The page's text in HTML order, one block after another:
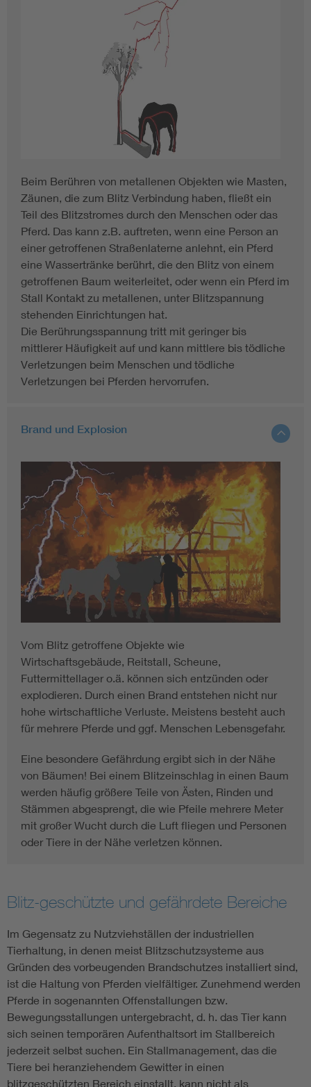
Beim Berühren von metallenen Objekten wie Masten,
Zäunen, die zum Blitz Verbindung haben, fließt ein
Teil des Blitzstromes durch den Menschen oder das
Pferd. Das kann z.B. auftreten, wenn eine Person an
einer getroffenen Straßenlaterne anlehnt, ein Pferd
eine Wassertränke berührt, die den Blitz von einem
getroffenen Baum weiterleitet, oder wenn ein Pferd im
Stall Kontakt zu metallenen, unter Blitzspannung
stehenden Einrichtungen hat.
Die Berührungsspannung tritt mit geringer bis
mittlerer Häufigkeit auf und kann mittlere bis tödliche
Verletzungen beim Menschen und tödliche
Verletzungen bei Pferden hervorrufen.
Brand und Explosion
Vom Blitz getroffene Objekte wie
Wirtschaftsgebäude, Reitstall, Scheune,
Futtermittellager o.ä. können sich entzünden oder
explodieren. Durch einen Brand entstehen nicht nur
hohe wirtschaftliche Verluste. Meistens besteht auch
für mehrere Pferde und ggf. Menschen Lebensgefahr.
Eine besondere Gefährdung ergibt sich in der Nähe
von Bäumen! Bei einem Blitzeinschlag in einen Baum
werden häufig größere Teile von Ästen, Rinden und
Stämmen abgesprengt, die wie Pfeile mehrere Meter
mit großer Wucht durch die Luft fliegen und Personen
oder Tiere in der Nähe verletzen können.
Blitz-geschützte und gefährdete Bereiche
Im Gegensatz zu Nutzviehställen der industriellen
Tierhaltung, in denen meist Blitzschutzsysteme aus
Gründen des vorbeugenden Brandschutzes installiert sind,
ist die Haltung von Pferden vielfältiger. Zunehmend werden
Pferde in sogenannten Offenstallungen bzw.
Bewegungsstallungen untergebracht, d. h. das Tier kann
sich seinen temporären Aufenthaltsort im Stallbereich
jederzeit selbst suchen. Ein Stallmanagement, das die
Tiere bei heranziehendem Gewitter in einen
blitzgeschützten Bereich einstallt, kann nicht als